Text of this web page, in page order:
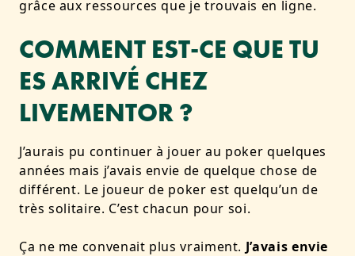
grâce aux ressources que je trouvais en ligne.
COMMENT EST-CE QUE TU
ES ARRIVÉ CHEZ
LIVEMENTOR ?
J’aurais pu continuer à jouer au poker quelques
années mais j’avais envie de quelque chose de
différent. Le joueur de poker est quelqu’un de
très solitaire. C’est chacun pour soi.
Ça ne me convenait plus vraiment. J’avais envie